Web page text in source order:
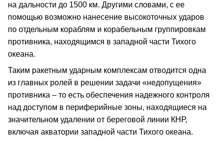
на дальности до 1500 км. Другими словами, с ее
помощью возможно нанесение высокоточных ударов
по отдельным кораблям и корабельным группировкам
противника, находящимся в западной части Тихого
океана.
Таким ракетным ударным комплексам отводится одна
из главных ролей в решении задачи «недопущения»
противника – то есть обеспечения надежного контроля
над доступом в периферийные зоны, находящиеся на
значительном удалении от береговой линии КНР,
включая акватории западной части Тихого океана.